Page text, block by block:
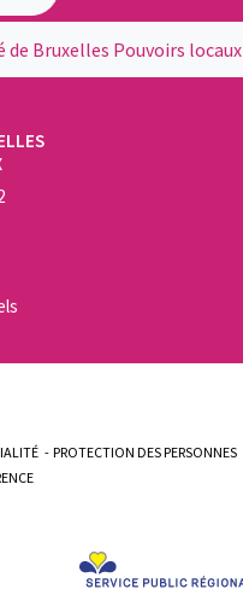
de Bruxelles Pouvoirs locaux
PROTECTION DES PERSONNES